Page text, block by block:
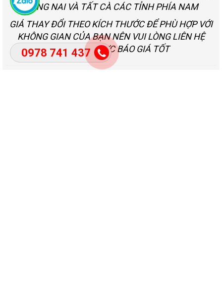
ĐỒNG NAI VÀ TẤT CÀ CÁC TỈNH PHÍA NAM
GIÁ THAY ĐỔI THEO KÍCH THƯỚC ĐỂ PHÙ HỢP VỚI
KHÔNG GIAN CỦA BẠN NÊN VUI LÒNG LIÊN HỆ
NGAY ĐỂ ĐƯỢC BÁO GIÁ TỐT
0978 741 437